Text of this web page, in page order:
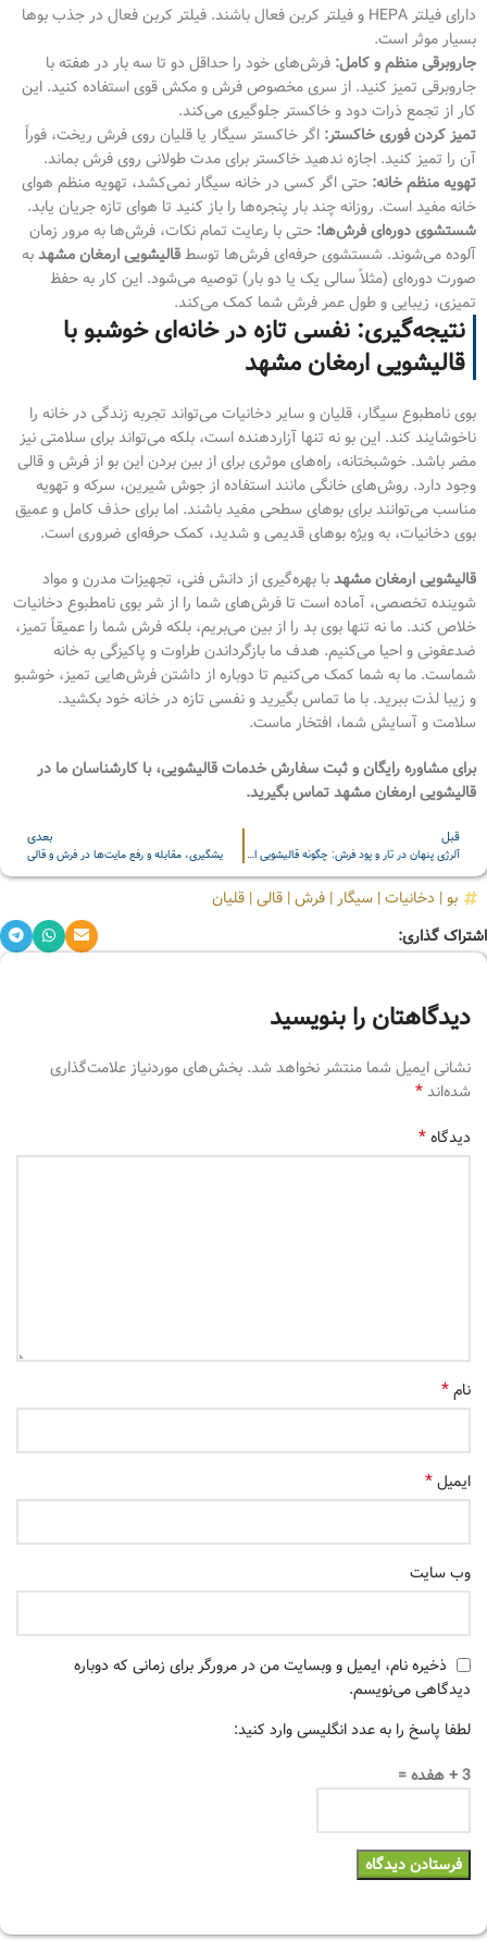
دارای فیلتر HEPA و فیلتر کربن فعال باشند. فیلتر کربن فعال در جذب بوها
بسیار موثر است.
جاروبرقی منظم و کامل: فرش‌های خود را حداقل دو تا سه بار در هفته با
جاروبرقی تمیز کنید. از سری مخصوص فرش و مکش قوی استفاده کنید. این
کار از تجمع ذرات دود و خاکستر جلوگیری می‌کند.
تمیز کردن فوری خاکستر: اگر خاکستر سیگار یا قلیان روی فرش ریخت، فوراً
آن را تمیز کنید. اجازه ندهید خاکستر برای مدت طولانی روی فرش بماند.
تهویه منظم خانه: حتی اگر کسی در خانه سیگار نمی‌کشد، تهویه منظم هوای
خانه مفید است. روزانه چند بار پنجره‌ها را باز کنید تا هوای تازه جریان یابد.
شستشوی دوره‌ای فرش‌ها: حتی با رعایت تمام نکات، فرش‌ها به مرور زمان
آلوده می‌شوند. شستشوی حرفه‌ای فرش‌ها توسطقالیشویی ارمغان مشهدبه
صورت دوره‌ای (مثلاً سالی یک یا دو بار) توصیه می‌شود. این کار به حفظ
تمیزی، زیبایی و طول عمر فرش شما کمک می‌کند.
نتیجه‌گیری: نفسی تازه در خانه‌ای خوشبو با
قالیشویی ارمغان مشهد
بوی نامطبوع سیگار، قلیان و سایر دخانیات می‌تواند تجربه زندگی در خانه را
ناخوشایند کند. این بو نه تنها آزاردهنده است، بلکه می‌تواند برای سلامتی نیز
مضر باشد. خوشبختانه، راه‌های موثری برای از بین بردن این بو از فرش و قالی
وجود دارد. روش‌های خانگی مانند استفاده از جوش شیرین، سرکه و تهویه
مناسب می‌توانند برای بوهای سطحی مفید باشند. اما برای حذف کامل و عمیق
بوی دخانیات، به ویژه بوهای قدیمی و شدید، کمک حرفه‌ای ضروری است.
قالیشویی ارمغان مشهدبا بهره‌گیری از دانش فنی، تجهیزات مدرن و مواد
شوینده تخصصی، آماده است تا فرش‌های شما را از شر بوی نامطبوع دخانیات
خلاص کند. ما نه تنها بوی بد را از بین می‌بریم، بلکه فرش شما را عمیقاً تمیز،
ضدعفونی و احیا می‌کنیم. هدف ما بازگرداندن طراوت و پاکیزگی به خانه
شماست. ما به شما کمک می‌کنیم تا دوباره از داشتن فرش‌هایی تمیز، خوشبو
و زیبا لذت ببرید. با ما تماس بگیرید و نفسی تازه در خانه خود بکشید.
سلامت و آسایش شما، افتخار ماست.
برای مشاوره رایگان و ثبت سفارش خدمات قالیشویی، با کارشناسان ما در
قالیشویی ارمغان مشهد تماس بگیرید.
قبل
آلرژی پنهان در تار و پود فرش: چگونه قالیشویی ارمغان مشهد سلامت را به خانه شما بازمی‌گرداند؟
بعدی
یشگیری، مقابله و رفع مایت‌ها در فرش و قالی
بو| دخانیات| سیگار | فرش| قالی| قلیان
اشتراک گذاری:
دیدگاهتان را بنویسید
نشانی ایمیل شما منتشر نخواهد شد. بخش‌های موردنیاز علامت‌گذاری
شده‌اند*
دیدگاه*
نام*
ایمیل*
وب‌ سایت
ذخیره نام، ایمیل و وبسایت من در مرورگر برای زمانی که دوباره
دیدگاهی می‌نویسم.
لطفا پاسخ را به عدد انگلیسی وارد کنید:
3 + هفده =